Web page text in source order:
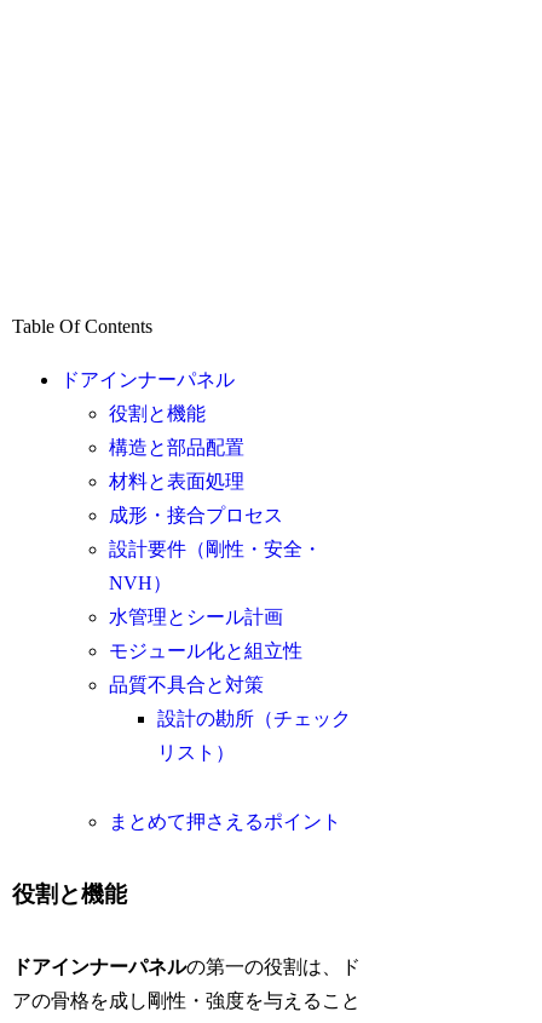
Table Of Contents
ドアインナーパネル
役割と機能
構造と部品配置
材料と表面処理
成形・接合プロセス
設計要件（剛性・安全・
NVH）
水管理とシール計画
モジュール化と組立性
品質不具合と対策
設計の勘所（チェック
リスト）
まとめて押さえるポイント
役割と機能
ドアインナーパネルの第一の役割は、ド
アの骨格を成し剛性・強度を与えること